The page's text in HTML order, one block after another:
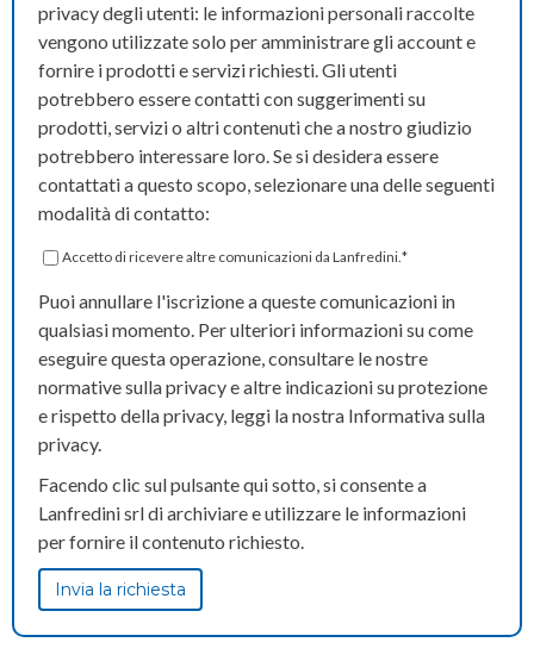
privacy degli utenti: le informazioni personali raccolte
vengono utilizzate solo per amministrare gli account e
fornire i prodotti e servizi richiesti. Gli utenti
potrebbero essere contatti con suggerimenti su
prodotti, servizi o altri contenuti che a nostro giudizio
potrebbero interessare loro. Se si desidera essere
contattati a questo scopo, selezionare una delle seguenti
modalità di contatto:
Accetto di ricevere altre comunicazioni da Lanfredini.*
Puoi annullare l'iscrizione a queste comunicazioni in
qualsiasi momento. Per ulteriori informazioni su come
eseguire questa operazione, consultare le nostre
normative sulla privacy e altre indicazioni su protezione
e rispetto della privacy, leggi la nostra Informativa sulla
privacy.
Facendo clic sul pulsante qui sotto, si consente a
Lanfredini srl di archiviare e utilizzare le informazioni
per fornire il contenuto richiesto.